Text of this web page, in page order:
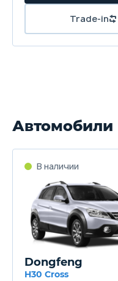
Trade-in
Автомобили
В наличии
Dongfeng
H30 Cross